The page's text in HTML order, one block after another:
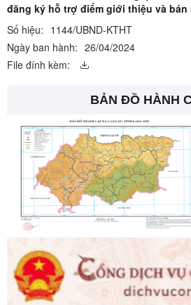
đăng ký hỗ trợ điểm giới thiệu và bán
Số hiệu: 1144/UBND-KTHT
Ngày ban hành: 26/04/2024
File đính kèm:
BẢN ĐỒ HÀNH